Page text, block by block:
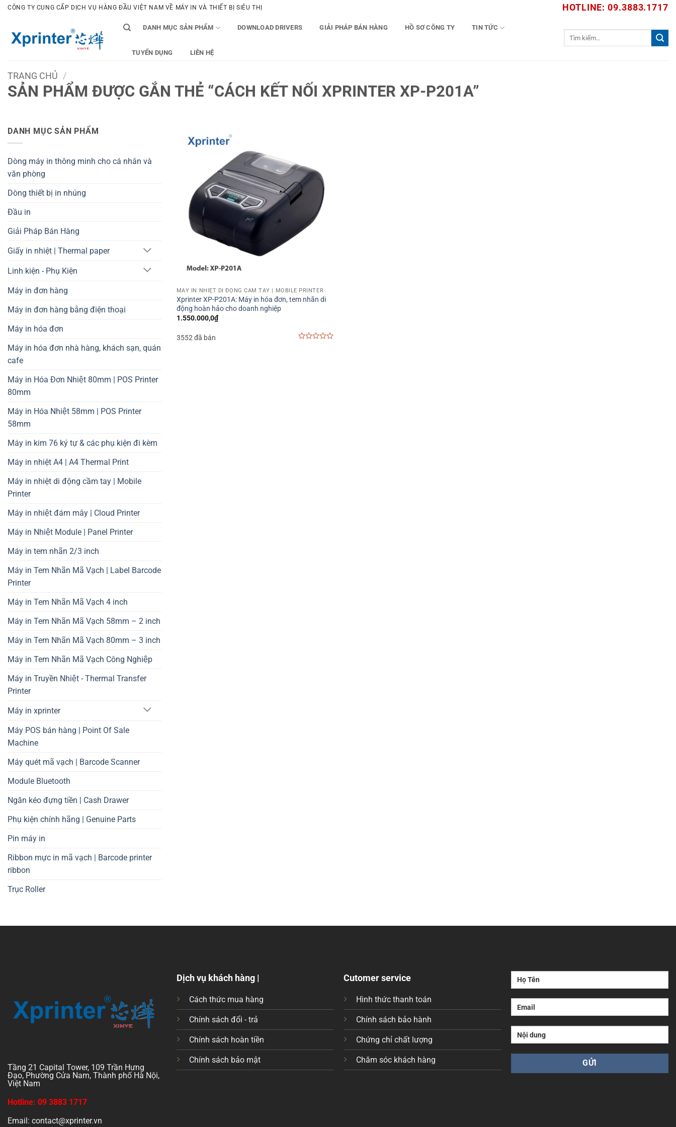
Bỏ
dung
CÔNG TY CUNG CẤP DỊCH VỤ HÀNG ĐẦU VIỆT NAM VỀ MÁY IN VÀ THIẾT BỊ SIÊU THỊ HOTLINE: 09.3883.1717
DANH MỤC SẢN PHẨM DOWNLOAD DRIVERS GIẢI PHÁP BÁN HÀNG HỒ SƠ CÔNG TY TIN TỨC
TUYỂN DỤNG LIÊN HỆ
TRANG CHỦ /
SẢN PHẨM ĐƯỢC GẮN THẺ “CÁCH KẾT NỐI XPRINTER XP-P201A”
DANH MỤC SẢN PHẨM
Dòng máy in thông minh cho cá nhân và
văn phòng
Dòng thiết bị in nhúng
Đầu in
Giải Pháp Bán Hàng
Giấy in nhiệt | Thermal paper
Linh kiện - Phụ Kiện
Máy in đơn hàng
Máy in đơn hàng bằng điện thoại
Máy in hóa đơn
Máy in hóa đơn nhà hàng, khách sạn, quán
cafe
Máy in Hóa Đơn Nhiệt 80mm | POS Printer
80mm
Máy in Hóa Nhiệt 58mm | POS Printer
58mm
Máy in kim 76 ký tự & các phụ kiện đi kèm
Máy in nhiệt A4 | A4 Thermal Print
Máy in nhiệt di động cầm tay | Mobile
Printer
Máy in nhiệt đám mây | Cloud Printer
Máy in Nhiệt Module | Panel Printer
Máy in tem nhãn 2/3 inch
Máy in Tem Nhãn Mã Vạch | Label Barcode
Printer
Máy in Tem Nhãn Mã Vạch 4 inch
Máy in Tem Nhãn Mã Vạch 58mm – 2 inch
Máy in Tem Nhãn Mã Vạch 80mm – 3 inch
Máy in Tem Nhãn Mã Vạch Công Nghiệp
Máy in Truyền Nhiệt - Thermal Transfer
Printer
Máy in xprinter
Máy POS bán hàng | Point Of Sale
Machine
Máy quét mã vạch | Barcode Scanner
Module Bluetooth
Ngăn kéo đựng tiền | Cash Drawer
Phụ kiện chính hãng | Genuine Parts
Pin máy in
Ribbon mực in mã vạch | Barcode printer
ribbon
Trục Roller
MÁY IN NHIỆT DI ĐỘNG CẦM TAY | MOBILE PRINTER
Xprinter XP-P201A: Máy in hóa đơn, tem nhãn di
động hoàn hảo cho doanh nghiệp
1.550.000,0₫
3552 đã bán
Tầng 21 Capital Tower, 109 Trần Hưng
Đạo, Phường Cửa Nam, Thành phố Hà Nội,
Việt Nam
Hotline: 09 3883 1717
Email: contact@xprinter.vn
Dịch vụ khách hàng |
Cách thức mua hàng
Chính sách đổi - trả
Chính sách hoàn tiền
Chính sách bảo mật
Cutomer service
Hình thức thanh toán
Chính sách bảo hành
Chứng chỉ chất lượng
Chăm sóc khách hàng